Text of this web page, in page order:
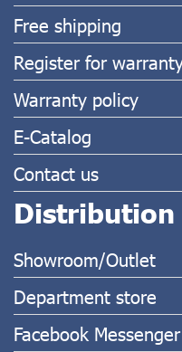
Free shipping
Register for
Warranty policy
E-Catalog
Contact us
Distribution
Showroom/Outlet
Department store
Facebook Messenger